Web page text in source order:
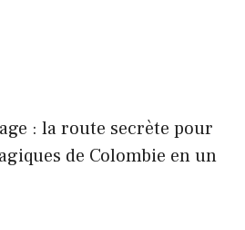
: la route secrète pour
de Colombie en un